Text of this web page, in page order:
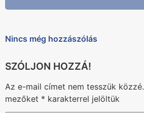
Nincs még hozzászólás
Az e-mail címet nem tesszük közzé.
mezőket * karakterrel jelöltük